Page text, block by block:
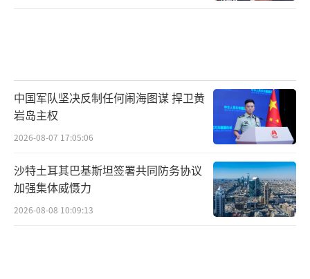
中国军队坚决反制任何闹海图谋 捍卫黄
岩岛主权
2026-08-07 17:05:06
沙特土耳其巴基斯坦签署共同防务协议
加强集体威慑力
2026-08-08 10:09:13